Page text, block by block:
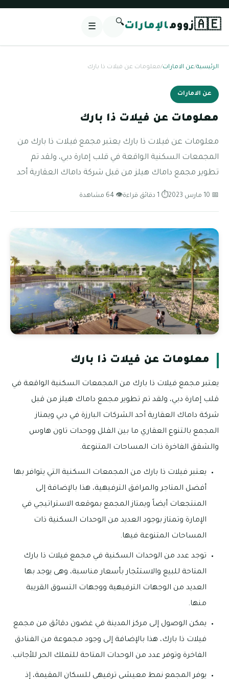
🇦🇪زوومالإمارات🔍
☰
الرئيسية/عن الامارات/معلومات عن فيلات ذا بارك
عن الامارات
معلومات عن فيلات ذا بارك
معلومات عن فيلات ذا بارك يعتبر مجمع فيلات ذا بارك من
المجمعات السكنية الواقعة في قلب إمارة دبي، ولقد تم
تطوير مجمع داماك هيلز من قبل شركة داماك العقارية أحد
📅 10 مارس 2023 ⏱ 1 دقائق قراءة 👁 64 مشاهدة
معلومات عن فيلات ذا بارك
يعتبر مجمع فيلات ذا بارك من المجمعات السكنية الواقعة في
قلب إمارة دبي، ولقد تم تطوير مجمع داماك هيلز من قبل
شركة داماك العقارية أحد الشركات البارزة في دبي ويمتاز
المجمع بالتنوع العقاري ما بين الفلل ووحدات تاون هاوس
والشقق الفاخرة ذات المساحات المتنوعة.
يعتبر فيلات ذا بارك من المجمعات السكنية التي يتوافر بها
أفضل المتاجر والمرافق الترفيهية، هذا بالإضافة إلى
المنتجعات أيضاً ويمتاز المجمع بموقعه الاستراتيجي في
الإمارة وتمتاز بوجود العديد من الوحدات السكنية ذات
المساحات المتنوعة فيها.
توجد عدد من الوحدات السكنية في مجمع فيلات ذا بارك
المتاحة للبيع والاستئجار بأسعار مناسبة، وهى يوجد بها
العديد من الوجهات الترفيهية ووجهات التسوق القريبة
منها.
يمكن الوصول إلى مركز المدينة في غضون دقائق من مجمع
فيلات ذا بارك، هذا بالإضافة إلى وجود مجموعة من الفنادق
الفاخرة وتوفر عدد من الوحدات المتاحة للتملك الحر للأجانب.
يوفر المجمع نمط معيشي ترفيهي للسكان المقيمة، إذ